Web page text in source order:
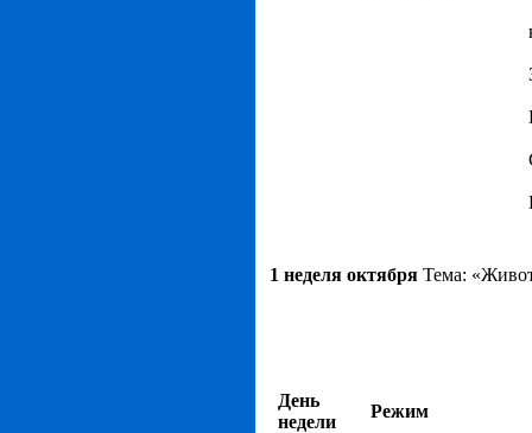
1 неделя октября Тема:
День
недели
Режим